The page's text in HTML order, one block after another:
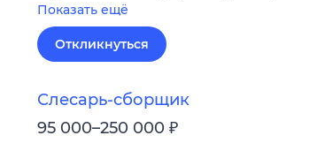
Показать ещё
Откликнуться
Слесарь-сборщик
95 000–250 000 ₽